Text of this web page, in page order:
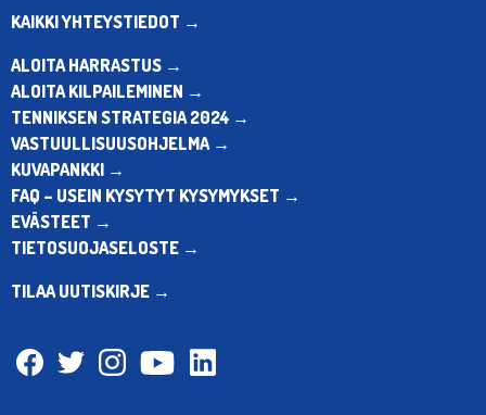
KAIKKI YHTEYSTIEDOT →
ALOITA HARRASTUS →
ALOITA KILPAILEMINEN →
TENNIKSEN STRATEGIA 2024 →
VASTUULLISUUSOHJELMA →
KUVAPANKKI →
FAQ – USEIN KYSYTYT KYSYMYKSET →
EVÄSTEET →
TIETOSUOJASELOSTE →
TILAA UUTISKIRJE →